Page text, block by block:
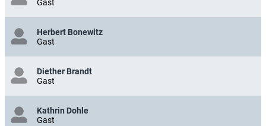
Gast
Herbert Bonewitz
Gast
Diether Brandt
Gast
Kathrin Dohle
Gast